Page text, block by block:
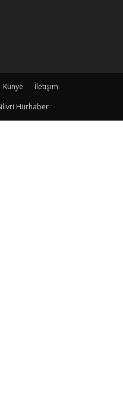
Künye
İletişim
Hürhaber